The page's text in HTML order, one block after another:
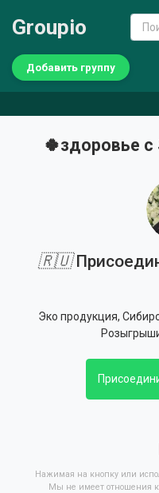
Groupio
Добавить группу
🍀здоровье с
🇷🇺
Эко продукция,
Нажимая на кнопку или
Мы не имеет отношения к